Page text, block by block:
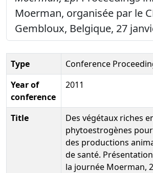
Moerman, organisée par le
Gembloux, Belgique, 27
Type
Conference
Year of
conference
2011
Title
Des végétaux riches
phytoestrogènes
des productions
de santé.
la journée Moerman,